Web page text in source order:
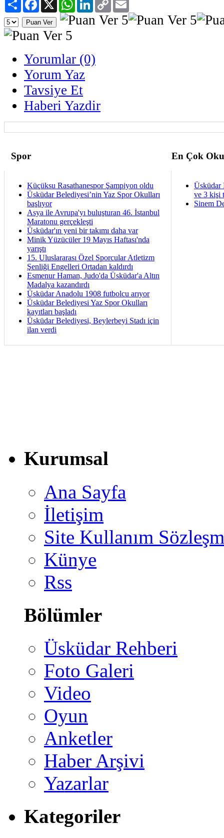
Link
Yorumlar (0)
Yorum Yaz
Tavsiye Et
Haberi Yazdir
Spor En Çok
Küçüksu Rasathanespor Şampiyon oldu
Üsküdar Belediyesi’nin Yaz Spor Okulları
başlıyor
Asya ile Avrupa'yı buluşturan 46. İstanbul
Maratonu gerçekleşti
Üsküdar'ın yeni bir takımı daha var
Minik Yüzücüler 19 Mayıs Haftası'nda
yarıştı
15. Uluslararası Özel Sporcular Atletizm
Şenliği Engelleri Ortadan kaldırdı
Esmenur Haman, Judo'da Üsküdar'a Altın
Madalya kazandırdı
Üsküdar Anadolu 1908 futbolcu arıyor
Üsküdar Belediyesi Yaz Spor Okulları
kayıtları başladı
Üsküdar Belediyesi, Beylerbeyi Stadı için
ilan verdi
Üsküdar
ve 3 kişi
Sinem
Kurumsal
Ana Sayfa
İletişim
Site Kullanım
Künye
Rss
Bölümler
Üsküdar Rehberi
Foto Galeri
Video
Oyun
Anketler
Haber Arşivi
Yazarlar
Kategoriler